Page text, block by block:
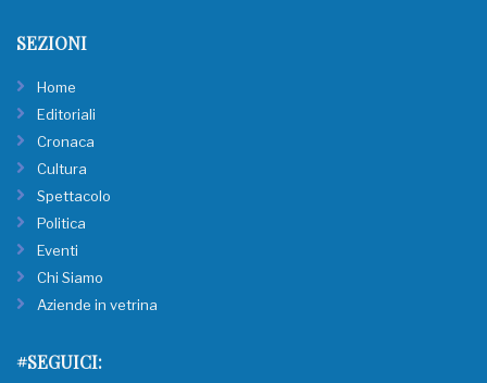
SEZIONI
Home
Editoriali
Cronaca
Cultura
Spettacolo
Politica
Eventi
Chi Siamo
Aziende in vetrina
#SEGUICI: